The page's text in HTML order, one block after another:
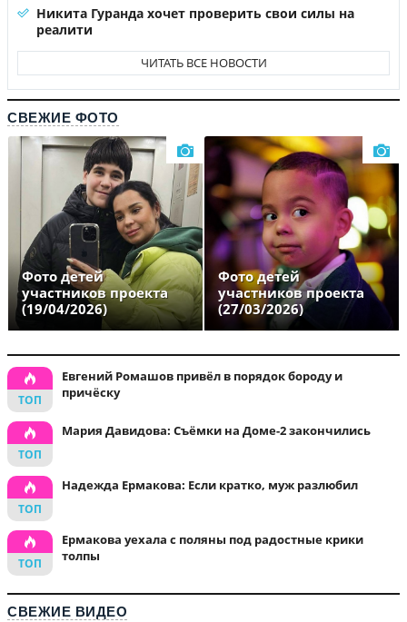
Никита Гуранда хочет проверить свои силы на
реалити
ЧИТАТЬ ВСЕ НОВОСТИ
СВЕЖИЕ ФОТО
Фото детей
участников проекта
(19/04/2026)
Фото детей
участников проекта
(27/03/2026)
Евгений Ромашов привёл в порядок бороду и
причёску
Мария Давидова: Съёмки на Доме-2 закончились
Надежда Ермакова: Если кратко, муж разлюбил
Ермакова уехала с поляны под радостные крики
толпы
СВЕЖИЕ ВИДЕО